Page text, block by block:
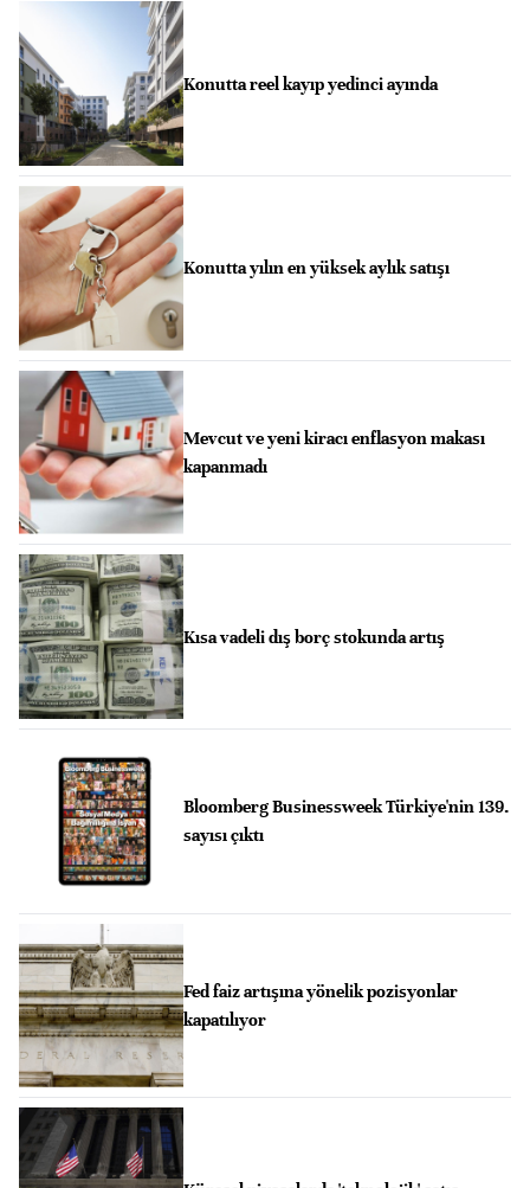
Konutta reel kayıp yedinci ayında
Konutta yılın en yüksek aylık satışı
Mevcut ve yeni kiracı enflasyon makası
kapanmadı
Kısa vadeli dış borç stokunda artış
Bloomberg Businessweek Türkiye'nin 139.
sayısı çıktı
Fed faiz artışına yönelik pozisyonlar
kapatılıyor